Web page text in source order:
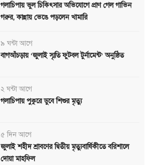
গলাচিপায় ভুল চিকিৎসার অভিযোগে প্রাণ গেল গাভিন
গরুর, কান্নায় ভেঙে পড়লেন খামারি
৯ ঘন্টা আগে
বাগআঁচড়ায় ‘জুলাই স্মৃতি ফুটবল টুর্নামেন্ট’ অনুষ্ঠিত
২ ঘন্টা আগে
গলাচিপায় পুকুরে ডুবে শিশুর মৃত্যু
৫ দিন আগে
জুলাই শহীদ শ্রাবণের দ্বিতীয় মৃত্যুবার্ষিকীতে বরিশালে
দোয়া মাহফিল